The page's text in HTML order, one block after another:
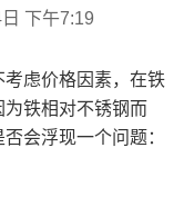
下午7:19
虑价格因素，在铁
铁相对不锈钢而
会浮现一个问题：